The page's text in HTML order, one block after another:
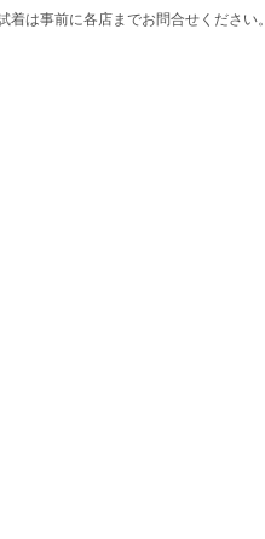
は事前に各店までお問合せください。